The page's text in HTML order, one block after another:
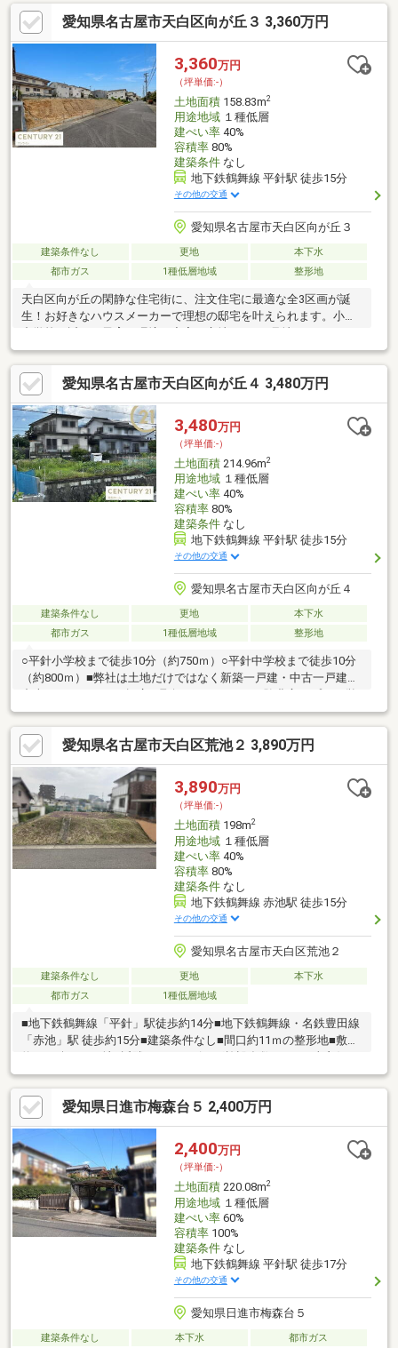
能・現況更地のため、プラン確定後はスムーズに建築へ移れます
▼周辺環境・スーパー「トップワン平針店」徒歩9分(約670m)・
名古屋市立平針中学校 徒歩10分(約750m)・向之山公園 徒歩2分(約
130m)■ ご希望の住まい探しをお手伝いします ━━━━━・・・
物件の詳細・ご相談はお気軽にお問い合わせください。
愛知県名古屋市天白区向が丘３ 3,360万円
3,360万円
（坪単価:-）
土地面積158.83m2
用途地域１種低層
建ぺい率40%
容積率80%
建築条件なし
地下鉄鶴舞線 平針駅 徒歩15分
その他の交通
愛知県名古屋市天白区向が丘３
建築条件なし 更地
本下水
都市ガス
1種低層地域 整形地
天白区向が丘の閑静な住宅街に、注文住宅に最適な全3区画が誕
生！お好きなハウスメーカーで理想の邸宅を叶えられます。小・
円 敷地158.83平米 間口8.8ｍ2号地 3360万円 敷地158.94平
米 間口8.8ｍ3号地 3360万円 敷地159.03平米 間口8.8ｍ■周
辺環境平針小学校 約750ｍ平針中学校 約700ｍトップワン平針
店 約760ｍスギ薬局平針店 約850ｍファミリーマート天白向が
丘店 約360ｍ名古屋あかつき幼稚園 約550ｍ細口池公園 約
620ｍ
愛知県名古屋市天白区向が丘４ 3,480万円
3,480万円
（坪単価:-）
土地面積214.96m2
用途地域１種低層
建ぺい率40%
容積率80%
建築条件なし
地下鉄鶴舞線 平針駅 徒歩15分
その他の交通
愛知県名古屋市天白区向が丘４
建築条件なし 更地
本下水
都市ガス
1種低層地域 整形地
○平針小学校まで徒歩10分（約750ｍ）○平針中学校まで徒歩10分
（約800ｍ）■弊社は土地だけではなく新築一戸建・中古一戸建・
業マンがしっかりご希望をお聞きしご提案させて頂きます！■ご
相談をご希望のお客様は フリーダイヤル【０１２０－５８２－
００１】までお気軽にお問い合わせくださいませ！
愛知県名古屋市天白区荒池２ 3,890万円
3,890万円
（坪単価:-）
土地面積198m2
用途地域１種低層
建ぺい率40%
容積率80%
建築条件なし
地下鉄鶴舞線 赤池駅 徒歩15分
その他の交通
愛知県名古屋市天白区荒池２
建築条件なし 更地
本下水
都市ガス
1種低層地域
■地下鉄鶴舞線「平針」駅徒歩約14分■地下鉄鶴舞線・名鉄豊田線
「赤池」駅 徒歩約15分■建築条件なし■間口約11ｍの整形地■敷地
約59.89坪！■更地■近隣にショッピング施設多数あり■日当良好■
農業センター近く■平針小学校まで徒歩約13分■平針中学校まで徒
歩約20分■徒歩圏内に公園が二箇所あり■並木病院近く
愛知県日進市梅森台５ 2,400万円
2,400万円
（坪単価:-）
土地面積220.08m2
用途地域１種低層
建ぺい率60%
容積率100%
建築条件なし
地下鉄鶴舞線 平針駅 徒歩17分
その他の交通
愛知県日進市梅森台５
建築条件なし 本下水
都市ガス